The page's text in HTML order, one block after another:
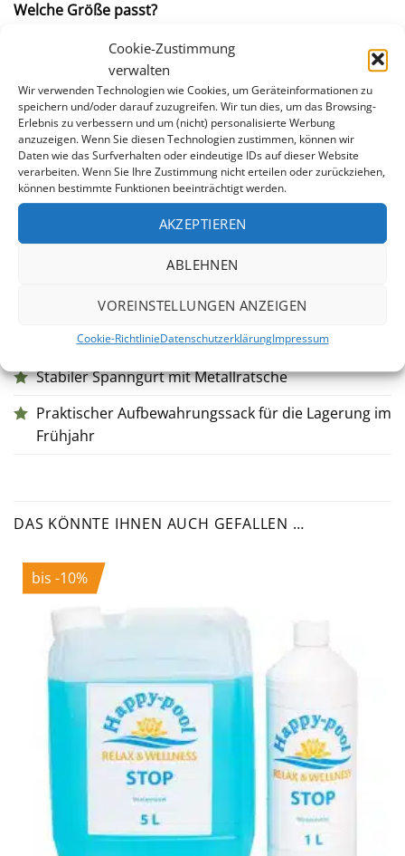
Cookie-Zustimmung
verwalten
Wir verwenden Technologien wie Cookies, um Geräteinformationen zu
speichern und/oder darauf zuzugreifen. Wir tun dies, um das Browsing-
Erlebnis zu verbessern und um (nicht) personalisierte Werbung
anzuzeigen. Wenn Sie diesen Technologien zustimmen, können wir
Daten wie das Surfverhalten oder eindeutige IDs auf dieser Website
verarbeiten. Wenn Sie Ihre Zustimmung nicht erteilen oder zurückziehen,
können bestimmte Funktionen beeinträchtigt werden.
AKZEPTIEREN
ABLEHNEN
VOREINSTELLUNGEN ANZEIGEN
Cookie-RichtlinieDatenschutzerklärungImpressum
Welche Größe passt?
Für optimalen Sitz ist das richtige Außenmaß
entscheidend. So bestimmen Sie es:
Messen Sie von der Wasseroberfläche über den
Beckenrand bis unter den Handlauf – dort, wo der
Spanngurt später verläuft. Verdoppeln Sie diesen Wert
und addieren Sie ihn zum Becken-Innenmaß. Das
Ergebnis ist das benötigte Abdeckungsaußenmaß.
Beachten Sie dabei die Empfehlung Ihres
Premium-Winterabdeckung für Rundpools
Stabiler Spanngurt mit Metallratsche
Praktischer Aufbewahrungssack für die Lagerung im
Frühjahr
DAS KÖNNTE IHNEN AUCH GEFALLEN …
bis -10%